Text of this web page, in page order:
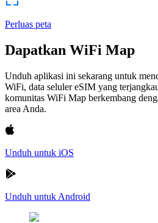
Perluas peta
Dapatkan WiFi Map
Unduh aplikasi ini sekarang untuk
WiFi, data seluler eSIM yang
komunitas WiFi Map berkembang
area Anda.
Unduh untuk iOS
Unduh untuk Android